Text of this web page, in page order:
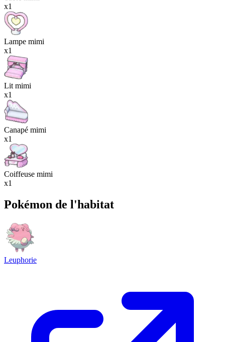
x1
Lampe mimi
x1
Lit mimi
x1
Canapé mimi
x1
Coiffeuse mimi
x1
Pokémon de l'habitat
Leuphorie